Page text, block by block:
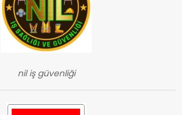
nil iş güvenliği